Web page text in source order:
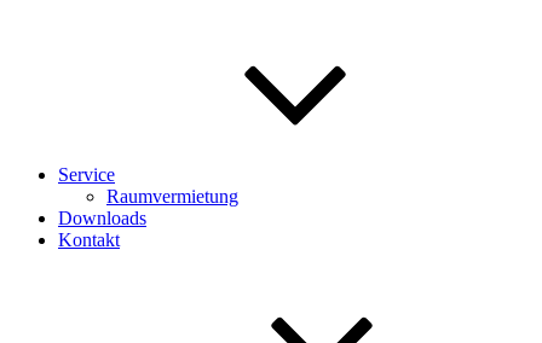
Service
Raumvermietung
Downloads
Kontakt